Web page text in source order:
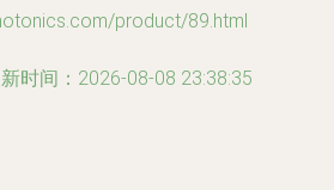
product/89.html
时间：2026-08-08 23:38:35